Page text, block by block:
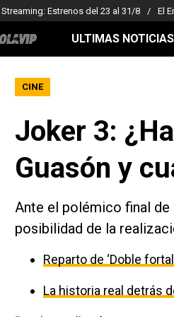
Streaming: Estrenos del 23 al 31/8 El
ULTIMAS NOTICIAS
CINE
Joker 3:
Guasón y
Ante el polémico final
posibilidad de la
Reparto de ‘Doble
La historia real detrás